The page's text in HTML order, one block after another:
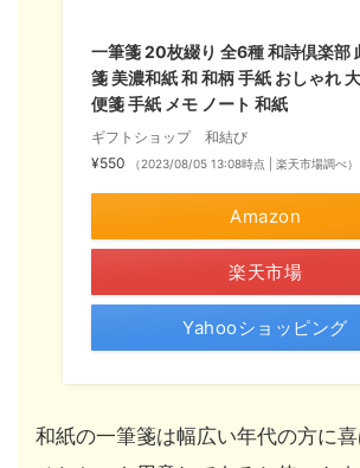
一筆箋 20枚綴り 全6種 和詩倶楽部
箋 美濃和紙 和 和柄 手紙 おしゃれ
便箋 手紙 メモ ノート 和紙
ギフトショップ 和結び
¥550
（2023/08/05 13:08時点 | 楽天市場調べ）
Amazon
楽天市場
Yahooショッピング
和紙の一筆箋は幅広い年代の方に喜